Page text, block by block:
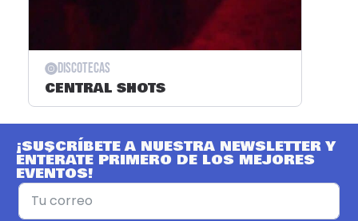
Discotecas
CENTRAL SHOTS
¡SUSCRÍBETE A NUESTRA NEWSLETTER Y
ENTÉRATE PRIMERO DE LOS MEJORES
EVENTOS!